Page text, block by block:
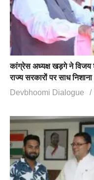
कांग्रेस अध्यक्ष खड़गे ने विजय
राज्य सरकारों पर साध निशाना
Devbhoomi Dialogue